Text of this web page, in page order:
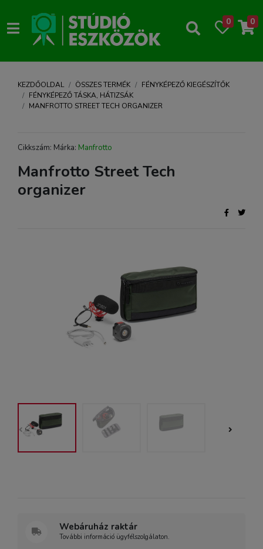
0 0
KEZDŐOLDAL ÖSSZES TERMÉK
FÉNYKÉPEZŐ KIEGÉSZÍTŐK
FÉNYKÉPEZŐ TÁSKA, HÁTIZSÁK
MANFROTTO STREET TECH ORGANIZER
Cikkszám: Márka: Manfrotto
Manfrotto Street Tech
organizer
Webáruház raktár
További információ ügyfélszolgálaton.